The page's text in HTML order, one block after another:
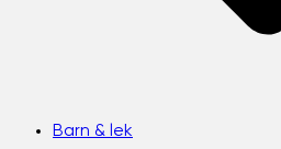
Barn & lek